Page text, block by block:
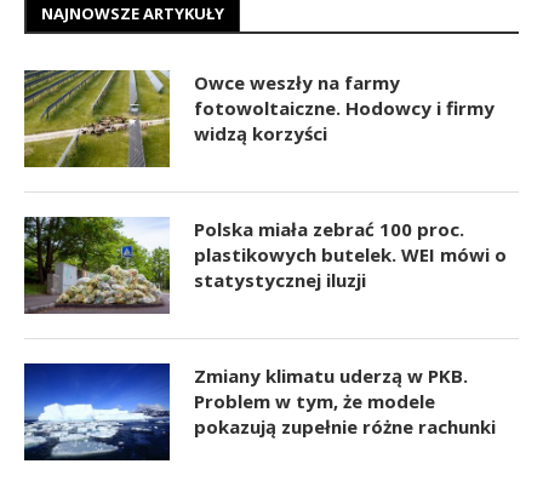
NAJNOWSZE ARTYKUŁY
Owce weszły na farmy
fotowoltaiczne. Hodowcy i firmy
widzą korzyści
Polska miała zebrać 100 proc.
plastikowych butelek. WEI mówi o
statystycznej iluzji
Zmiany klimatu uderzą w PKB.
Problem w tym, że modele
pokazują zupełnie różne rachunki